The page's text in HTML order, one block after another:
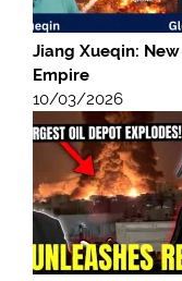
Jiang Xueqin:
Empire
10/03/2026